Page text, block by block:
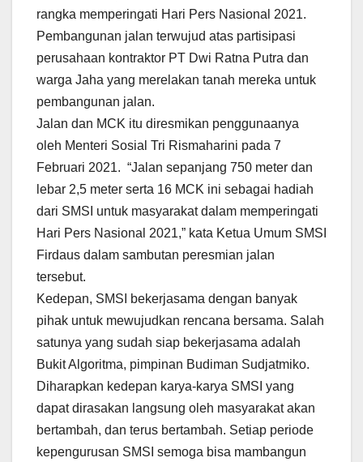
rangka memperingati Hari Pers Nasional 2021.
Pembangunan jalan terwujud atas partisipasi
perusahaan kontraktor PT Dwi Ratna Putra dan
warga Jaha yang merelakan tanah mereka untuk
pembangunan jalan.
Jalan dan MCK itu diresmikan penggunaanya
oleh Menteri Sosial Tri Rismaharini pada 7
Februari 2021. “Jalan sepanjang 750 meter dan
lebar 2,5 meter serta 16 MCK ini sebagai hadiah
dari SMSI untuk masyarakat dalam memperingati
Hari Pers Nasional 2021,” kata Ketua Umum SMSI
Firdaus dalam sambutan peresmian jalan
tersebut.
Kedepan, SMSI bekerjasama dengan banyak
pihak untuk mewujudkan rencana bersama. Salah
satunya yang sudah siap bekerjasama adalah
Bukit Algoritma, pimpinan Budiman Sudjatmiko.
Diharapkan kedepan karya-karya SMSI yang
dapat dirasakan langsung oleh masyarakat akan
bertambah, dan terus bertambah. Setiap periode
kepengurusan SMSI semoga bisa mambangun